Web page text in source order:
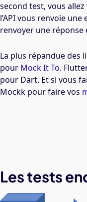
second test, vous
l’API vous renvoie
renvoyer une réponse
La plus répandue des
pour Mock It To.
pour Dart. Et si vous
Mockk pour faire vos
Les tests